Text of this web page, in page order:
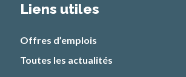
Liens utiles
Offres d’emplois
Toutes les actualités